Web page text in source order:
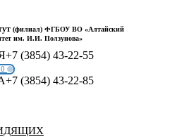
(филиал) ФГБОУ ВО «Алтайский
им. И.И. Ползунова»
+7 (3854) 43-22-55
+7 (3854) 43-22-85